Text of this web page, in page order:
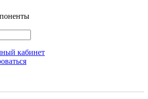
кабинет